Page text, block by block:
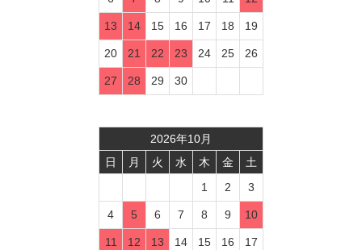
13 14 15 16 17 18 19
20 21 22 23 24 25 26
27 28 29 30
2026年10月
日
月 火 水 木 金
土
1
2 3
4 5 6 7 8 9 10
11 12 13 14 15 16 17